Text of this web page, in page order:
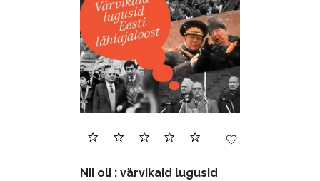
Nii oli : värvikaid lugusid